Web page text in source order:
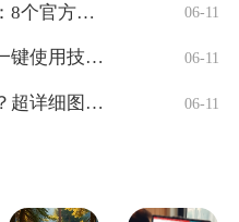
WPS会员免费领取终极攻略：8个官方认证 06-11
WPS字体库免费下载教程：一键使用技巧与 06-11
WPS删除多余空白页怎么删？超详细图文教 06-11